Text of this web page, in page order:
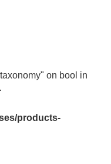
on bool in
products-